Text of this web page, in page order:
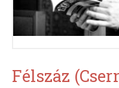
Félszáz